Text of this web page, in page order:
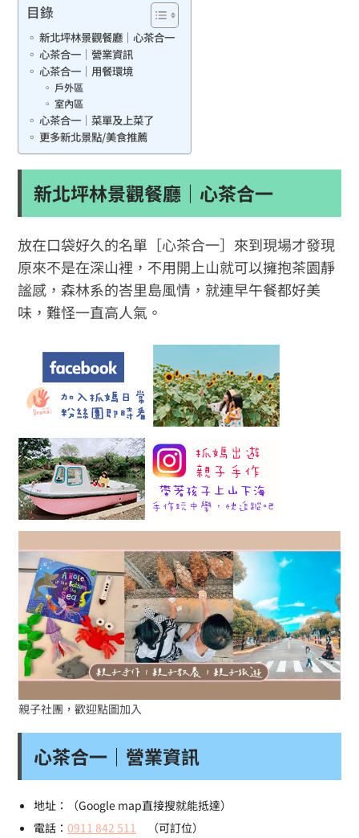
目錄
新北坪林景觀餐廳｜心茶合一
心茶合一｜營業資訊
心茶合一｜用餐環境
戶外區
室內區
心茶合一｜菜單及上菜了
更多新北景點/美食推薦
新北坪林景觀餐廳｜心茶合一
放在口袋好久的名單［心茶合一］來到現場才發現
原來不是在深山裡，不用開上山就可以擁抱茶園靜
謐感，森林系的峇里島風情，就連早午餐都好美
味，難怪一直高人氣。
親子社團，歡迎點圖加入
心茶合一｜營業資訊
地址：（Google map直接搜就能抵達）
電話： 0911 842 511 （可訂位）